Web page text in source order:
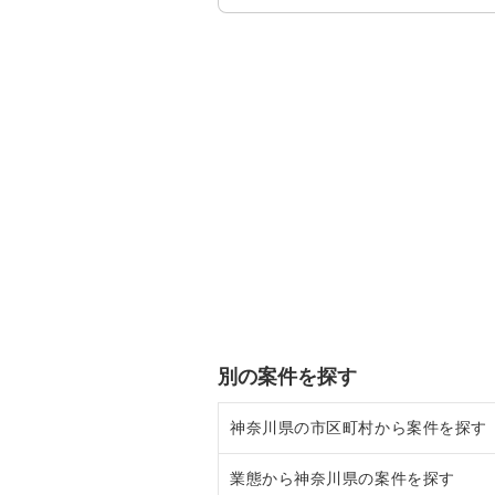
別の案件を探す
神奈川県の市区町村から案件を探す
大和市の飲食店の居抜き売却物件
業態から神奈川県の案件を探す